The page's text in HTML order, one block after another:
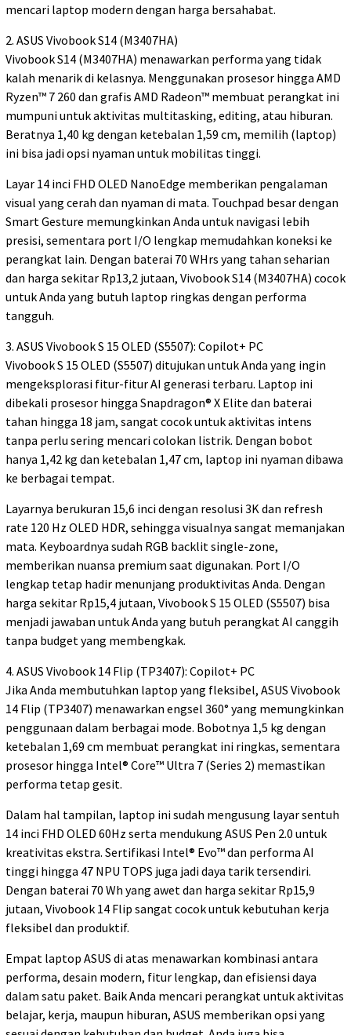
mencari laptop modern dengan harga bersahabat.
2. ASUS Vivobook S14 (M3407HA)
Vivobook S14 (M3407HA) menawarkan performa yang tidak
kalah menarik di kelasnya. Menggunakan prosesor hingga AMD
Ryzen™ 7 260 dan grafis AMD Radeon™ membuat perangkat ini
mumpuni untuk aktivitas multitasking, editing, atau hiburan.
Beratnya 1,40 kg dengan ketebalan 1,59 cm, memilih (laptop)
ini bisa jadi opsi nyaman untuk mobilitas tinggi.
Layar 14 inci FHD OLED NanoEdge memberikan pengalaman
visual yang cerah dan nyaman di mata. Touchpad besar dengan
Smart Gesture memungkinkan Anda untuk navigasi lebih
presisi, sementara port I/O lengkap memudahkan koneksi ke
perangkat lain. Dengan baterai 70 WHrs yang tahan seharian
dan harga sekitar Rp13,2 jutaan, Vivobook S14 (M3407HA) cocok
untuk Anda yang butuh laptop ringkas dengan performa
tangguh.
3. ASUS Vivobook S 15 OLED (S5507): Copilot+ PC
Vivobook S 15 OLED (S5507) ditujukan untuk Anda yang ingin
mengeksplorasi fitur-fitur AI generasi terbaru. Laptop ini
dibekali prosesor hingga Snapdragon® X Elite dan baterai
tahan hingga 18 jam, sangat cocok untuk aktivitas intens
tanpa perlu sering mencari colokan listrik. Dengan bobot
hanya 1,42 kg dan ketebalan 1,47 cm, laptop ini nyaman dibawa
ke berbagai tempat.
Layarnya berukuran 15,6 inci dengan resolusi 3K dan refresh
rate 120 Hz OLED HDR, sehingga visualnya sangat memanjakan
mata. Keyboardnya sudah RGB backlit single-zone,
memberikan nuansa premium saat digunakan. Port I/O
lengkap tetap hadir menunjang produktivitas Anda. Dengan
harga sekitar Rp15,4 jutaan, Vivobook S 15 OLED (S5507) bisa
menjadi jawaban untuk Anda yang butuh perangkat AI canggih
tanpa budget yang membengkak.
4. ASUS Vivobook 14 Flip (TP3407): Copilot+ PC
Jika Anda membutuhkan laptop yang fleksibel, ASUS Vivobook
14 Flip (TP3407) menawarkan engsel 360° yang memungkinkan
penggunaan dalam berbagai mode. Bobotnya 1,5 kg dengan
ketebalan 1,69 cm membuat perangkat ini ringkas, sementara
prosesor hingga Intel® Core™ Ultra 7 (Series 2) memastikan
performa tetap gesit.
Dalam hal tampilan, laptop ini sudah mengusung layar sentuh
14 inci FHD OLED 60Hz serta mendukung ASUS Pen 2.0 untuk
kreativitas ekstra. Sertifikasi Intel® Evo™ dan performa AI
tinggi hingga 47 NPU TOPS juga jadi daya tarik tersendiri.
Dengan baterai 70 Wh yang awet dan harga sekitar Rp15,9
jutaan, Vivobook 14 Flip sangat cocok untuk kebutuhan kerja
fleksibel dan produktif.
Empat laptop ASUS di atas menawarkan kombinasi antara
performa, desain modern, fitur lengkap, dan efisiensi daya
dalam satu paket. Baik Anda mencari perangkat untuk aktivitas
belajar, kerja, maupun hiburan, ASUS memberikan opsi yang